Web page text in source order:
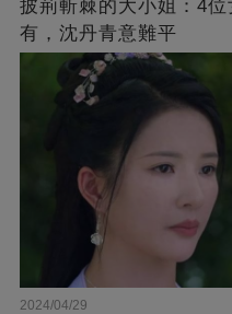
披荊斬棘的大小姐：4
有，沈丹青意難平
2024/04/29